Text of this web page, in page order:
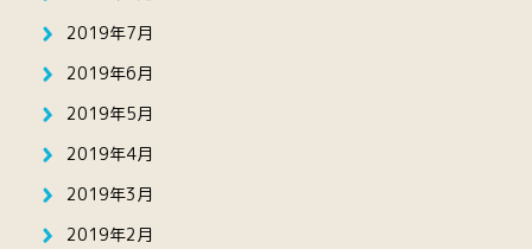
2019年7月
2019年6月
2019年5月
2019年4月
2019年3月
2019年2月